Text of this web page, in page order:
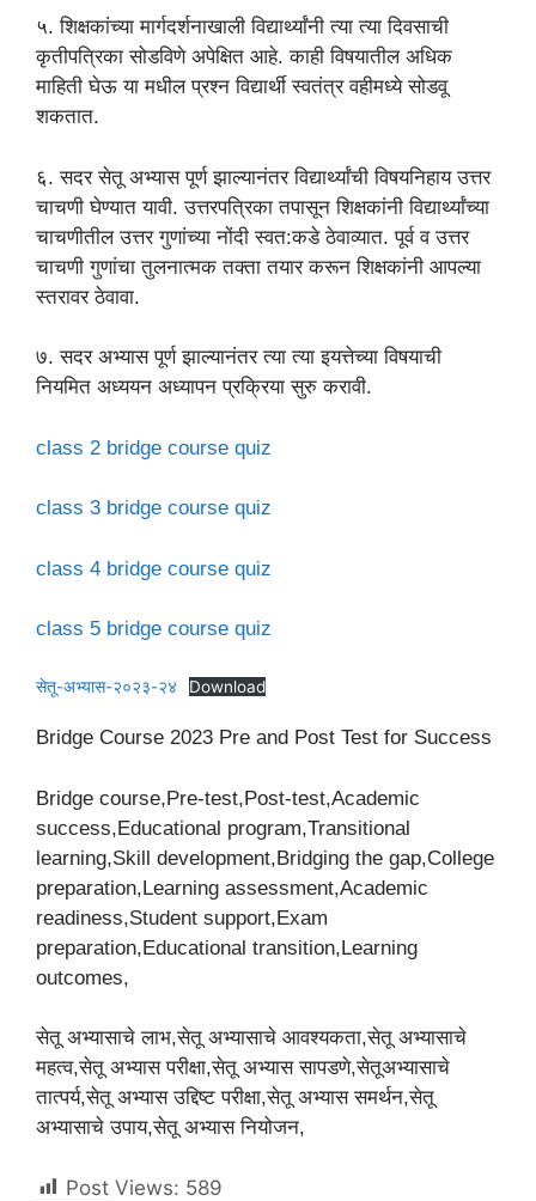
५. शिक्षकांच्या मार्गदर्शनाखाली विद्यार्थ्यांनी त्या त्या दिवसाची
कृतीपत्रिका सोडविणे अपेक्षित आहे. काही विषयातील अधिक
माहिती घेऊ या मधील प्रश्न विद्यार्थी स्वतंत्र वहीमध्ये सोडवू
शकतात.
६. सदर सेतू अभ्यास पूर्ण झाल्यानंतर विद्यार्थ्यांची विषयनिहाय उत्तर
चाचणी घेण्यात यावी. उत्तरपत्रिका तपासून शिक्षकांनी विद्यार्थ्यांच्या
चाचणीतील उत्तर गुणांच्या नोंदी स्वत:कडे ठेवाव्यात. पूर्व व उत्तर
चाचणी गुणांचा तुलनात्मक तक्ता तयार करून शिक्षकांनी आपल्या
स्तरावर ठेवावा.
७. सदर अभ्यास पूर्ण झाल्यानंतर त्या त्या इयत्तेच्या विषयाची
नियमित अध्ययन अध्यापन प्रक्रिया सुरु करावी.
class 2 bridge course quiz
class 3 bridge course quiz
class 4 bridge course quiz
class 5 bridge course quiz
सेतू-अभ्यास-२०२३-२४ Download
Bridge Course 2023 Pre and Post Test for Success
Bridge course,Pre-test,Post-test,Academic
success,Educational program,Transitional
learning,Skill development,Bridging the gap,College
preparation,Learning assessment,Academic
readiness,Student support,Exam
preparation,Educational transition,Learning
outcomes,
सेतू अभ्यासाचे लाभ,सेतू अभ्यासाचे आवश्यकता,सेतू अभ्यासाचे
महत्व,सेतू अभ्यास परीक्षा,सेतू अभ्यास सापडणे,सेतूअभ्यासाचे
तात्पर्य,सेतू अभ्यास उद्दिष्ट परीक्षा,सेतू अभ्यास समर्थन,सेतू
अभ्यासाचे उपाय,सेतू अभ्यास नियोजन,
Post Views: 589